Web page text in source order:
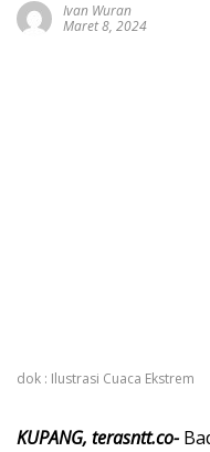
Ivan Wuran
Maret 8, 2024
dok : Ilustrasi Cuaca Ekstrem
KUPANG, terasntt.co-